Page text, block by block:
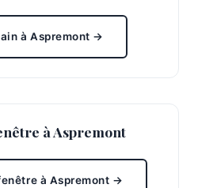
à Aspremont →
à Aspremont
à Aspremont →